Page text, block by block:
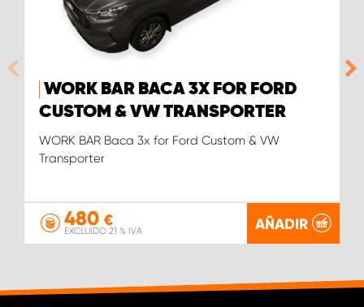
WORK BAR BACA 3X FOR FORD
CUSTOM & VW TRANSPORTER
WORK BAR Baca 3x for Ford Custom & VW
Transporter
480 €
EXCLUIDO 21 % IVA AÑADIR